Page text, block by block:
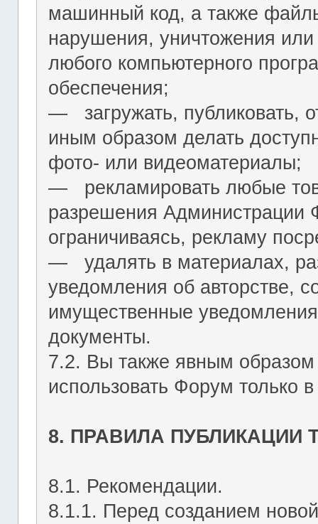
машинный код, а также
нарушения, уничтожения
любого компьютерного
обеспечения;
― загружать, публиковать,
иным образом делать
фото- или видеоматериалы;
― рекламировать любые
разрешения Администрации
ограничиваясь, рекламу
― удалять в материалах,
уведомления об авторстве,
имущественные
документы.
7.2. Вы также явным образом
использовать Форум только
8. ПРАВИЛА
8.1. Рекомендации.
8.1.1. Перед созданием